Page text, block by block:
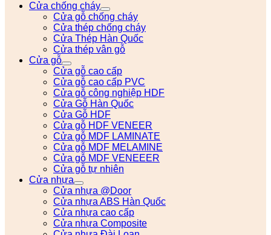
Cửa chống cháy
Cửa gỗ chống cháy
Cửa thép chống cháy
Cửa Thép Hàn Quốc
Cửa thép vân gỗ
Cửa gỗ
Cửa gỗ cao cấp
Cửa gỗ cao cấp PVC
Cửa gỗ công nghiệp HDF
Cửa Gỗ Hàn Quốc
Cửa Gỗ HDF
Cửa gỗ HDF VENEER
Cửa gỗ MDF LAMINATE
Cửa gỗ MDF MELAMINE
Cửa gỗ MDF VENEEER
Cửa gỗ tự nhiên
Cửa nhựa
Cửa nhựa @Door
Cửa nhựa ABS Hàn Quốc
Cửa nhựa cao cấp
Cửa nhựa Composite